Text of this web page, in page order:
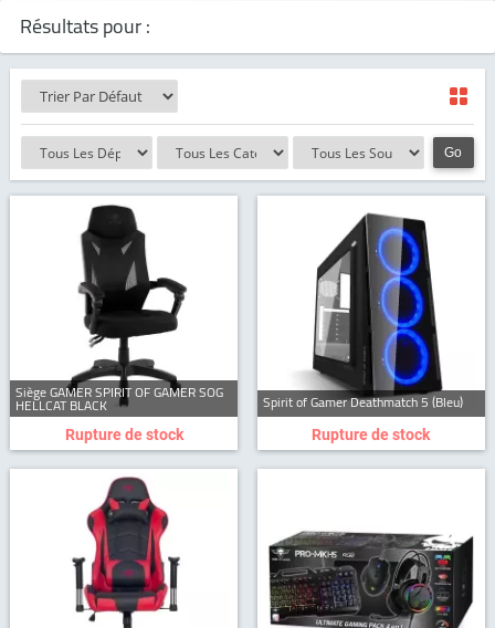
Résultats pour :
Go
Siège GAMER SPIRIT OF GAMER SOG
HELLCAT BLACK
Rupture de stock
Spirit of Gamer Deathmatch 5 (Bleu)
Rupture de stock